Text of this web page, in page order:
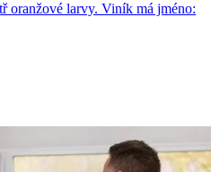
oranžové larvy. Viník má jméno: